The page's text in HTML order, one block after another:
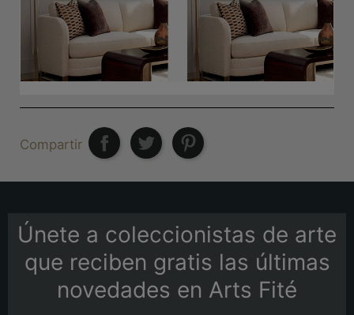
Compartir
Únete a coleccionistas de arte
que reciben gratis las últimas
novedades en Arts Fité